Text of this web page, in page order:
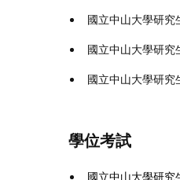
國立中山大學研究
國立中山大學研究
國立中山大學研究
學位考試
國立中山大學研究